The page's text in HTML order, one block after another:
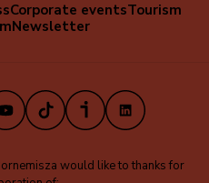
Corporate eventsTourism
Newsletter
TikTokiVooxLinkedIn
would like to thanks for